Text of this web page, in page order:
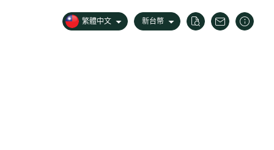
繁體中文 新台幣